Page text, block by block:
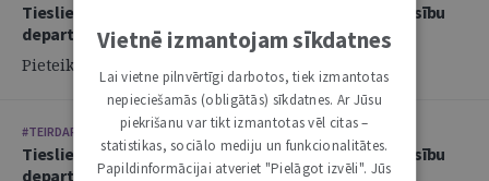
Tieslietu ministrija aicina Tevi komandā Krimināltiesību
departamenta vecākā jurista ierēdņa amatā
Pieteikšanās līdz: 21.07.2025.
#TEIRDARBS
Tieslietu ministrija aicina Tevi komandā Krimināltiesību
departamenta jurista ierēdņa amatā
Vietnē izmantojam sīkdatnes
Lai vietne pilnvērtīgi darbotos, tiek izmantotas
nepieciešamās (obligātās) sīkdatnes. Ar Jūsu
piekrišanu var tikt izmantotas vēl citas –
statistikas, sociālo mediju un funkcionalitātes.
Papildinformācijai atveriet "Pielāgot izvēli". Jūs